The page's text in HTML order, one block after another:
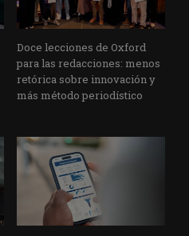
Doce lecciones de Oxford
para las redacciones: menos
retórica sobre innovación y
más método periodístico